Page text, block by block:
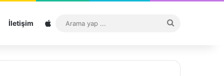
İletişim Sitemap
...